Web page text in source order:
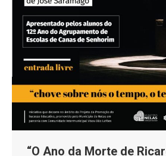
“O Ano da Morte de